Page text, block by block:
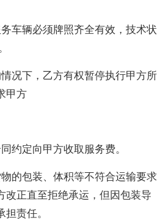
车辆必须牌照齐全有效，技术状
况下，乙方有权暂停执行甲方所
甲方
约定向甲方收取服务费。
的包装、体积等不符合运输要求
改正直至拒绝承运，但因包装导
责任。